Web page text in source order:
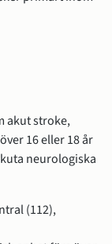
akut stroke,
16 eller 18 år
neurologiska
(112),